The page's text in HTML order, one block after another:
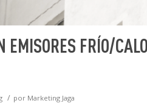
EMISORES FRÍO/
/ por Marketing Jaga